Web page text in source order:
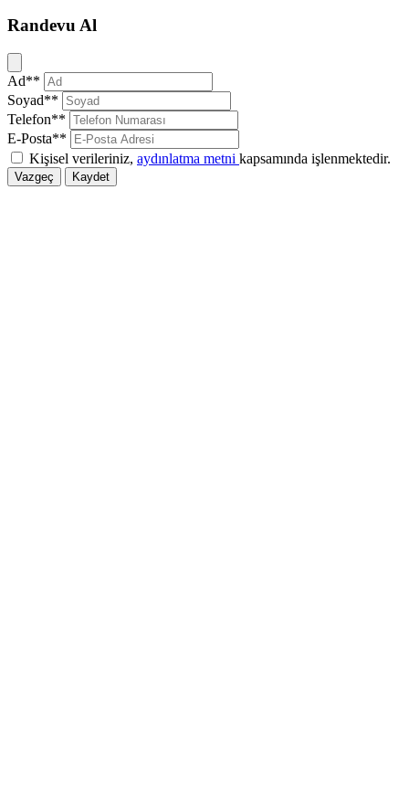
Randevu Al
Kapat
Ad**
Soyad**
Telefon**
E-Posta**
Kişisel verileriniz, aydınlatma metni kapsamında işlenmektedir.
Vazgeç Kaydet